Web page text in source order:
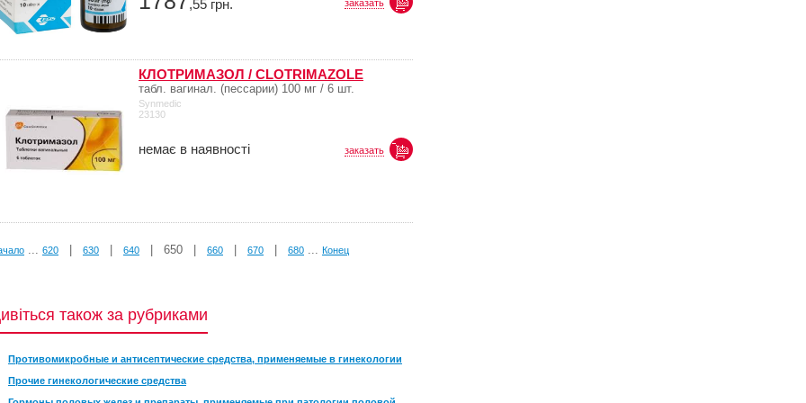
,55 грн. заказать
КЛОТРИМАЗОЛ / CLOTRIMAZOLE
табл. вагинал. (пессарии) 100 мг / 6 шт.
Synmedic
23130
немає в наявності заказать
... 620 630 640 650 660 670 680 ... Конец
також за рубриками
Противомикробные и антисептические средства, применяемые в гинекологии
Прочие гинекологические средства